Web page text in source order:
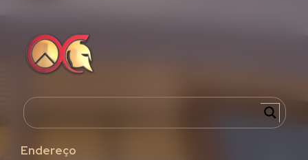
Endereço